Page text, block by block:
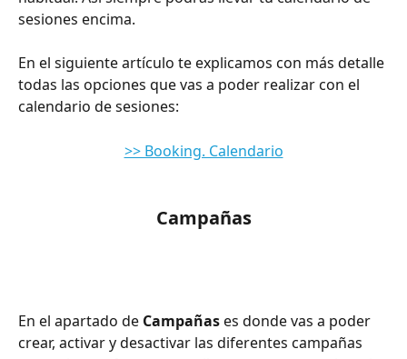
sesiones encima.
En el siguiente artículo te explicamos con más detalle
todas las opciones que vas a poder realizar con el
calendario de sesiones:
>> Booking. Calendario
Campañas
En el apartado de Campañas es donde vas a poder
crear, activar y desactivar las diferentes campañas